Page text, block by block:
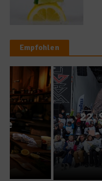
Empfohlen
22. Sterne-
1.